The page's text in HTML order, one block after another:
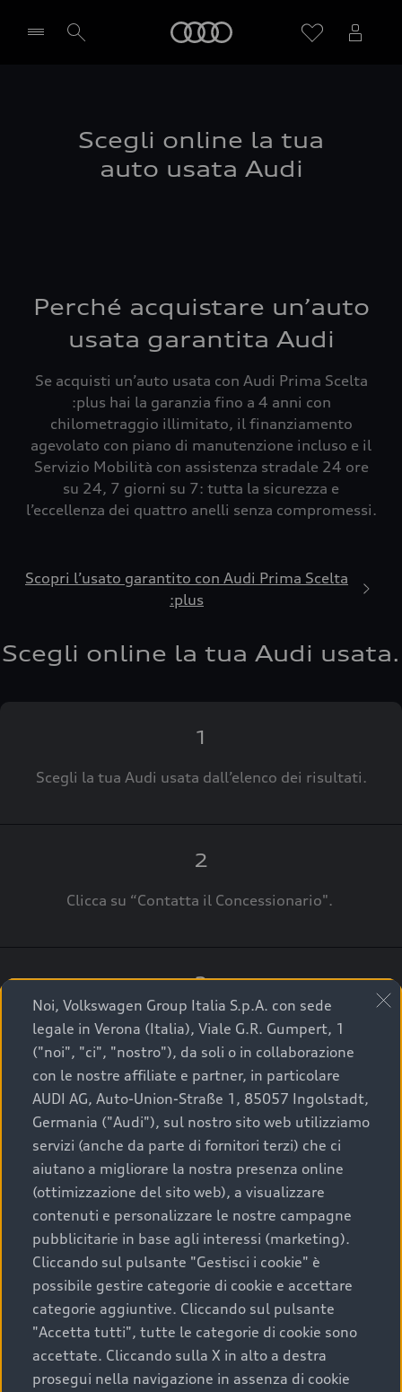
Scegli online la tua
auto usata Audi
Perché acquistare un’auto
usata garantita Audi
Se acquisti un’auto usata con Audi Prima Scelta
:plus hai la garanzia fino a 4 anni con
chilometraggio illimitato, il finanziamento
agevolato con piano di manutenzione incluso e il
Servizio Mobilità con assistenza stradale 24 ore
su 24, 7 giorni su 7: tutta la sicurezza e
l’eccellenza dei quattro anelli senza compromessi.
Scopri l’usato garantito con Audi Prima Scelta
:plus
Scegli online la tua Audi usata.
1
Scegli la tua Audi usata dall’elenco dei risultati.
2
Clicca su “Contatta il Concessionario".
3
A breve verrai ricontattato dal Customer Care
Audi Center o direttamente dal Concessionario
che ti supporterà per finalizzare la tua richiesta.
La qualità di acquistare
un’auto usata Audi
Scegliere un’auto usata è una decisione che coniuga
convenienza, affidabilità e sostenibilità. Per fare un
acquisto sicuro, è essenziale considerare aspetti
determinanti come la garanzia inclusa e l’affidabilità del
marchio. Audi offre l’auto usata perfetta tramite Audi
Prima Scelta :plus
Noi, Volkswagen Group Italia S.p.A. con sede
legale in Verona (Italia), Viale G.R. Gumpert, 1
("noi", "ci", "nostro"), da soli o in collaborazione
con le nostre affiliate e partner, in particolare
AUDI AG, Auto-Union-Straße 1, 85057 Ingolstadt,
Germania ("Audi"), sul nostro sito web utilizziamo
servizi (anche da parte di fornitori terzi) che ci
aiutano a migliorare la nostra presenza online
(ottimizzazione del sito web), a visualizzare
contenuti e personalizzare le nostre campagne
pubblicitarie in base agli interessi (marketing).
Cliccando sul pulsante "Gestisci i cookie" è
possibile gestire categorie di cookie e accettare
categorie aggiuntive. Cliccando sul pulsante
"Accetta tutti", tutte le categorie di cookie sono
accettate. Cliccando sulla X in alto a destra
prosegui nella navigazione in assenza di cookie